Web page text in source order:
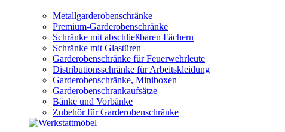
Metallgarderobenschränke
Premium-Garderobenschränke
Schränke mit abschließbaren Fächern
Schränke mit Glastüren
Garderobenschränke für Feuerwehrleute
Distributionsschränke für Arbeitskleidung
Garderobenschränke, Miniboxen
Garderobenschrankaufsätze
Bänke und Vorbänke
Zubehör für Garderobenschränke